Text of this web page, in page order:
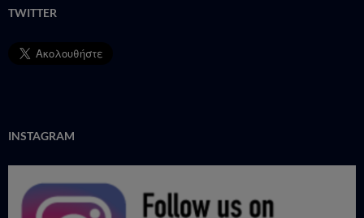
TWITTER
INSTAGRAM